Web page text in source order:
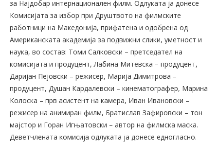
за Најдобар интернационален филм. Одлуката ја донесе
Комисијата за избор при Друштвото на филмските
работници на Македонија, прифатена и одобрена од
Американската академија за подвижни слики, уметност и
наука, во состав: Томи Салковски – претседател на
комисијата и продуцент, Лабина Митевска – продуцент,
Даријан Пејовски – режисер, Марија Димитрова –
продуцент, Душан Кардалевски – кинематографер, Марина
Колоска – прв асистент на камера, Иван Ивановски –
режисер на анимиран филм, Братислав Зафировски – тон
мајстор и Горан Игњатовски – автор на филмска маска.
Деветчлената комисија одлуката ја донесе едногласно.